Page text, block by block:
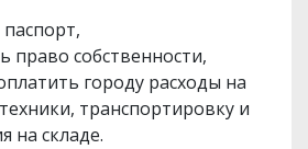
право собственности,
городу расходы на
транспортировку и
на складе.